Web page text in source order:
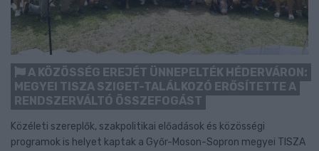
A KÖZÖSSÉG EREJÉT ÜNNEPELTÉK HÉDERVÁRON:
MEGYEI TISZA SZIGET-TALÁLKOZÓ ERŐSÍTETTE A
RENDSZERVÁLTÓ ÖSSZEFOGÁST
Közéleti szereplők, szakpolitikai előadások és közösségi
programok is helyet kaptak a Győr-Moson-Sopron megyei TISZA